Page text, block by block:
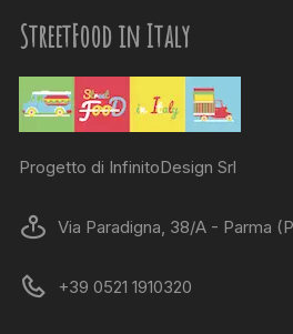
StreetFood in Italy
Progetto di InfinitoDesign Srl
Via Paradigna, 38/A - Parma
+39 0521 1910320